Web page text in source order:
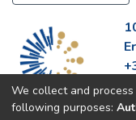
We collect and
following purposes: